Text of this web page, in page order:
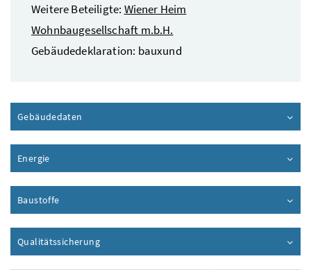
Weitere Beteiligte: Wiener Heim
Wohnbaugesellschaft m.b.H.
Gebäudedeklaration: bauxund
Gebäudedaten
Energie
Baustoffe
QualitätssicherungInhalt aufklappen